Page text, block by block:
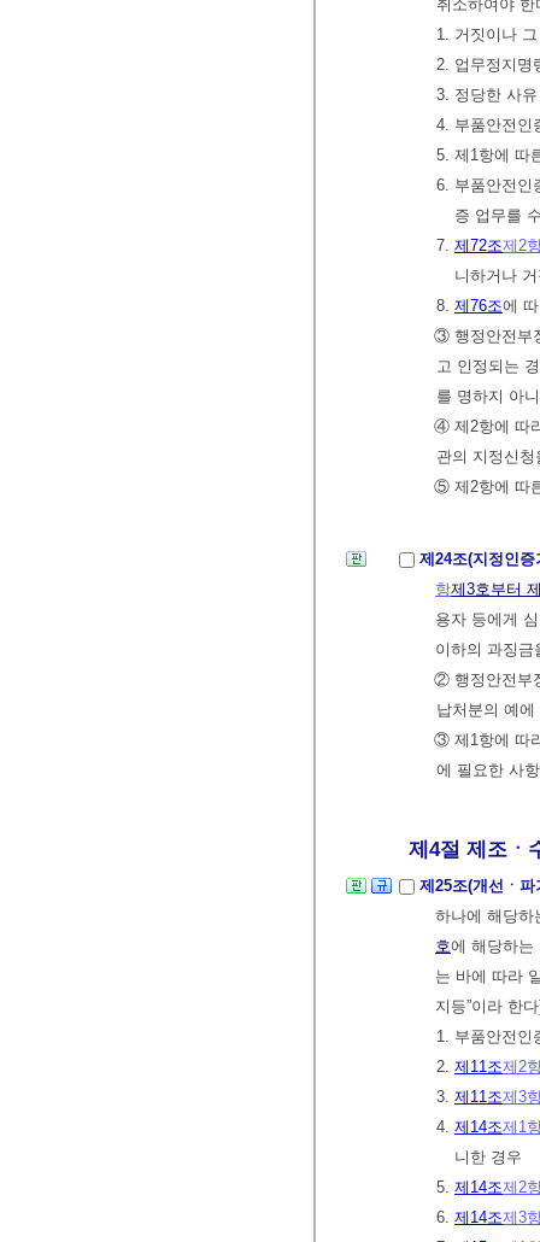
취소하여야 한
1. 거짓이나
2. 업무정지명
3. 정당한 사
4. 부품안전인
5. 제1항에 따
6. 부품안전인
증 업무를
7. 제72조제2
니하거나
8. 제76조에
③ 행정안전부
고 인정되는
를 명하지 아
④ 제2항에 따
관의 지정신
⑤ 제2항에 따
제24조(지정인
항제3호부터
용자 등에게
이하의 과징
② 행정안전부
납처분의 예
③ 제1항에 따
에 필요한 사
제4절 제조ㆍ수
제25조(개선ㆍ
하나에 해당하
호에 해당하는
는 바에 따라
지등”이라 한
1. 부품안전인
2. 제11조제2
3. 제11조제3
4. 제14조제1
니한 경우
5. 제14조제2
6. 제14조제3